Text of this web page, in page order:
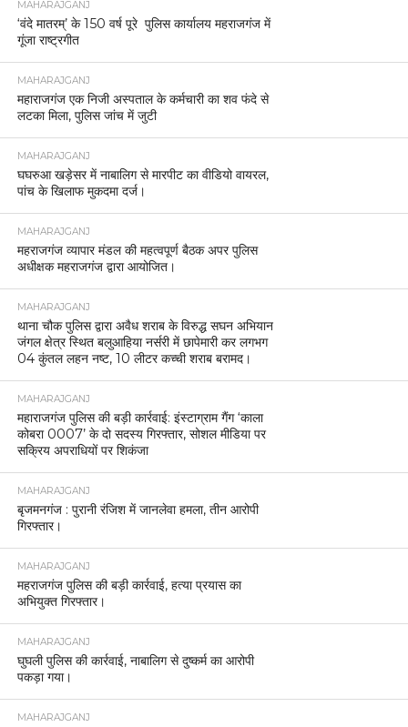
MAHARAJGANJ
‘वंदे मातरम्’ के 150 वर्ष पूरे पुलिस कार्यालय महराजगंज में
गूंजा राष्ट्रगीत
MAHARAJGANJ
महाराजगंज एक निजी अस्पताल के कर्मचारी का शव फंदे से
लटका मिला, पुलिस जांच में जुटी
MAHARAJGANJ
घघरुआ खड़ेसर में नाबालिग से मारपीट का वीडियो वायरल,
पांच के खिलाफ मुकदमा दर्ज।
MAHARAJGANJ
महराजगंज व्यापार मंडल की महत्वपूर्ण बैठक अपर पुलिस
अधीक्षक महराजगंज द्वारा आयोजित।
MAHARAJGANJ
थाना चौक पुलिस द्वारा अवैध शराब के विरुद्ध सघन अभियान
जंगल क्षेत्र स्थित बलुआहिया नर्सरी में छापेमारी कर लगभग
04 कुंतल लहन नष्ट, 10 लीटर कच्ची शराब बरामद।
MAHARAJGANJ
महाराजगंज पुलिस की बड़ी कार्रवाई: इंस्टाग्राम गैंग ‘काला
कोबरा 0007’ के दो सदस्य गिरफ्तार, सोशल मीडिया पर
सक्रिय अपराधियों पर शिकंजा
MAHARAJGANJ
बृजमनगंज : पुरानी रंजिश में जानलेवा हमला, तीन आरोपी
गिरफ्तार।
MAHARAJGANJ
महराजगंज पुलिस की बड़ी कार्रवाई, हत्या प्रयास का
अभियुक्त गिरफ्तार।
MAHARAJGANJ
घुघली पुलिस की कार्रवाई, नाबालिग से दुष्कर्म का आरोपी
पकड़ा गया।
MAHARAJGANJ